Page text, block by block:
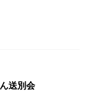
送別会